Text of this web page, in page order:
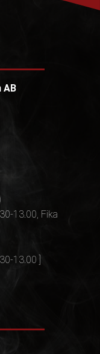
AB
13.00, Fika
13.00 ]